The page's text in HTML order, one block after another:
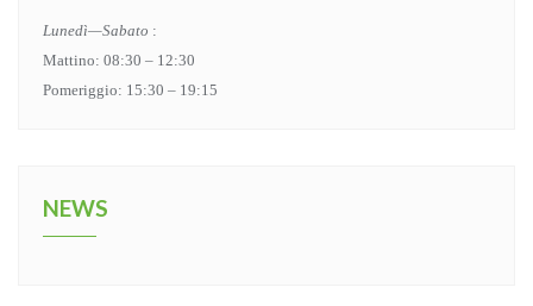
Lunedì—Sabato :
Mattino: 08:30 – 12:30
Pomeriggio: 15:30 – 19:15
NEWS